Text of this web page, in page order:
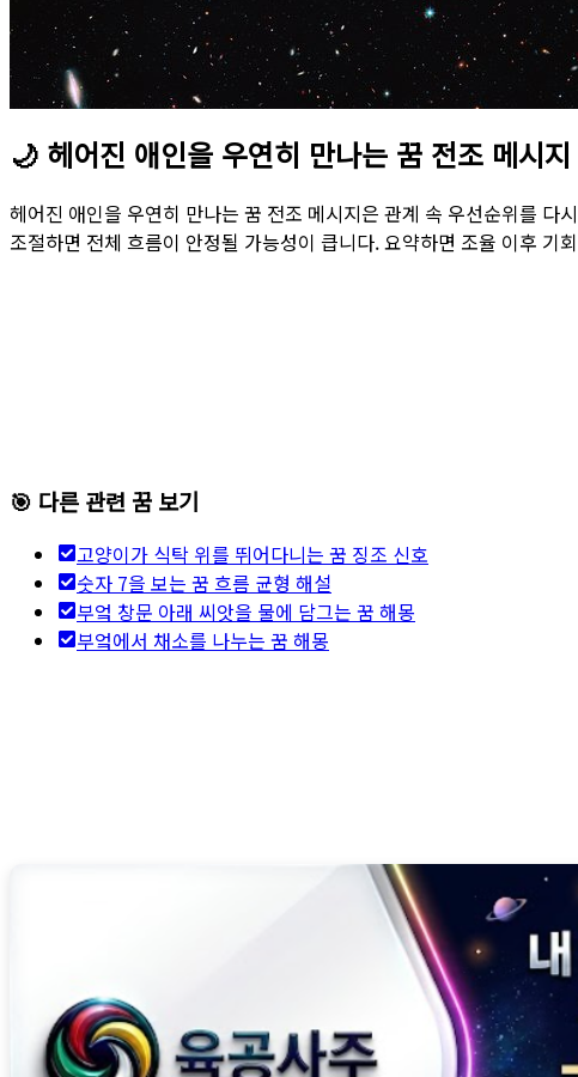
🌙 헤어진 애인을 우연히 만나는 꿈 전조 메시지
헤어진 애인을 우연히 만나는 꿈 전조 메시지은 관계 속 우선순위를
조절하면 전체 흐름이 안정될 가능성이 큽니다. 요약하면 조율 이후 기
🎯 다른 관련 꿈 보기
고양이가 식탁 위를 뛰어다니는 꿈 징조 신호
숫자 7을 보는 꿈 흐름 균형 해설
부엌 창문 아래 씨앗을 물에 담그는 꿈 해몽
부엌에서 채소를 나누는 꿈 해몽